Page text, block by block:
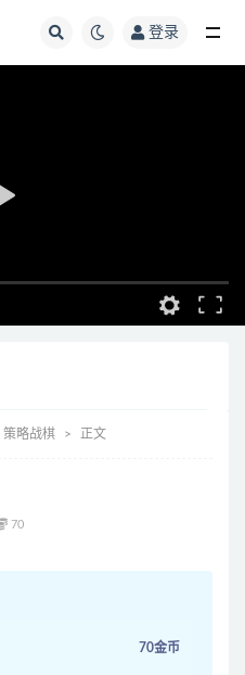
登录
策略战棋 正文
70
70金币